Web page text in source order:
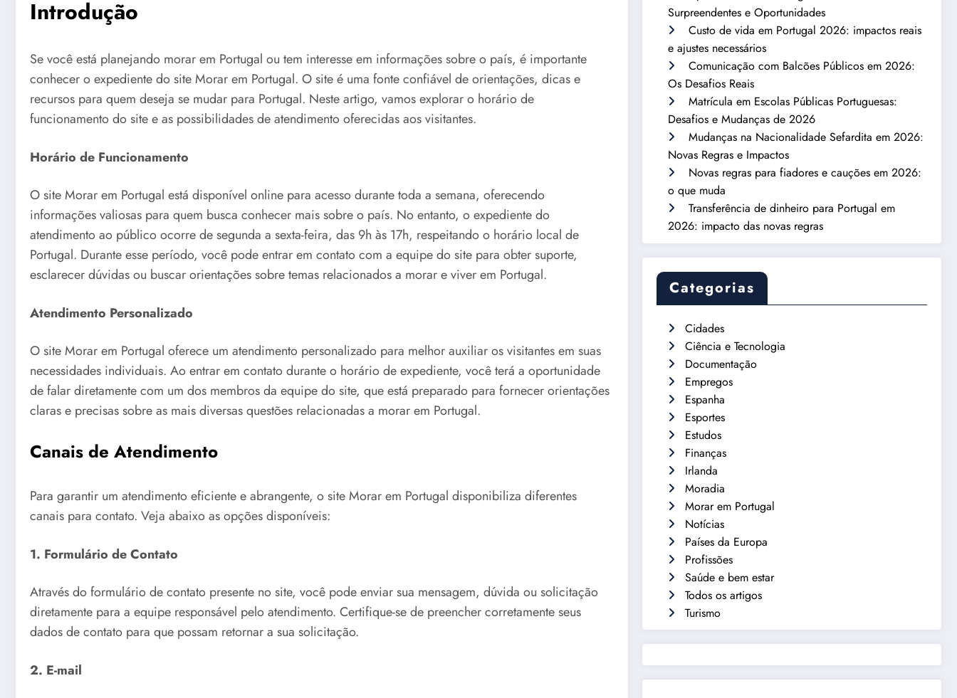
Introdução
Se você está planejando morar em Portugal ou tem interesse em informações sobre o país, é importante
conhecer o expediente do site Morar em Portugal. O site é uma fonte confiável de orientações, dicas e
recursos para quem deseja se mudar para Portugal. Neste artigo, vamos explorar o horário de
funcionamento do site e as possibilidades de atendimento oferecidas aos visitantes.
Horário de Funcionamento
O site Morar em Portugal está disponível online para acesso durante toda a semana, oferecendo
informações valiosas para quem busca conhecer mais sobre o país. No entanto, o expediente do
atendimento ao público ocorre de segunda a sexta-feira, das 9h às 17h, respeitando o horário local de
Portugal. Durante esse período, você pode entrar em contato com a equipe do site para obter suporte,
esclarecer dúvidas ou buscar orientações sobre temas relacionados a morar e viver em Portugal.
Atendimento Personalizado
O site Morar em Portugal oferece um atendimento personalizado para melhor auxiliar os visitantes em suas
necessidades individuais. Ao entrar em contato durante o horário de expediente, você terá a oportunidade
de falar diretamente com um dos membros da equipe do site, que está preparado para fornecer orientações
claras e precisas sobre as mais diversas questões relacionadas a morar em Portugal.
Canais de Atendimento
Para garantir um atendimento eficiente e abrangente, o site Morar em Portugal disponibiliza diferentes
canais para contato. Veja abaixo as opções disponíveis:
1. Formulário de Contato
Através do formulário de contato presente no site, você pode enviar sua mensagem, dúvida ou solicitação
diretamente para a equipe responsável pelo atendimento. Certifique-se de preencher corretamente seus
dados de contato para que possam retornar a sua solicitação.
2. E-mail
Surpreendentes e Oportunidades
Custo de vida em Portugal 2026: impactos reais
e ajustes necessários
Comunicação com Balcões Públicos em 2026:
Os Desafios Reais
Matrícula em Escolas Públicas Portuguesas:
Desafios e Mudanças de 2026
Mudanças na Nacionalidade Sefardita em 2026:
Novas Regras e Impactos
Novas regras para fiadores e cauções em 2026:
o que muda
Transferência de dinheiro para Portugal em
2026: impacto das novas regras
Categorias
Cidades
Ciência e Tecnologia
Documentação
Empregos
Espanha
Esportes
Estudos
Finanças
Irlanda
Moradia
Morar em Portugal
Notícias
Países da Europa
Profissões
Saúde e bem estar
Todos os artigos
Turismo